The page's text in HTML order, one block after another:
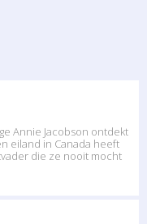
Annie Jacobson ontdekt
eiland in Canada heeft
die ze nooit mocht